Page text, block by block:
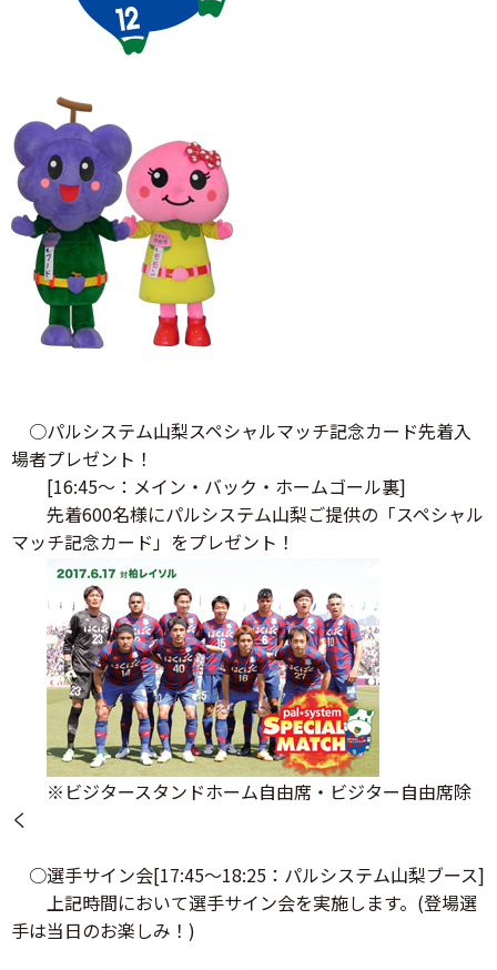
○パルシステム山梨スペシャルマッチ記念カード先着入
場者プレゼント！
[16:45～：メイン・バック・ホームゴール裏]
先着600名様にパルシステム山梨ご提供の「スペシャル
マッチ記念カード」をプレゼント！
※ビジタースタンドホーム自由席・ビジター自由席除
く
○選手サイン会[17:45～18:25：パルシステム山梨ブース]
上記時間において選手サイン会を実施します。(登場選
手は当日のお楽しみ！)